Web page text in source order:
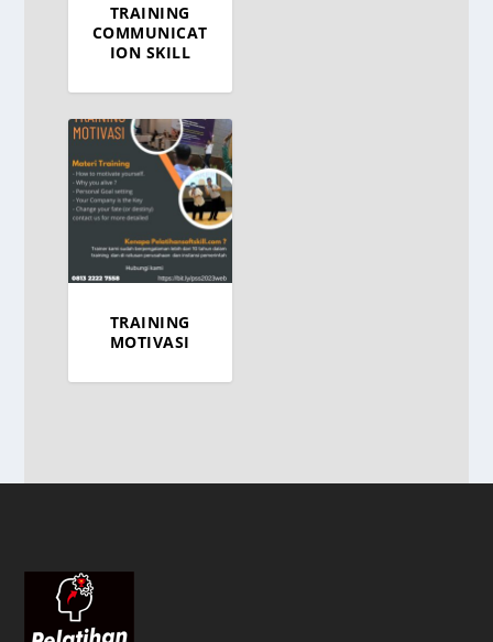
TRAINING
COMMUNICAT
ION SKILL
TRAINING
MOTIVASI